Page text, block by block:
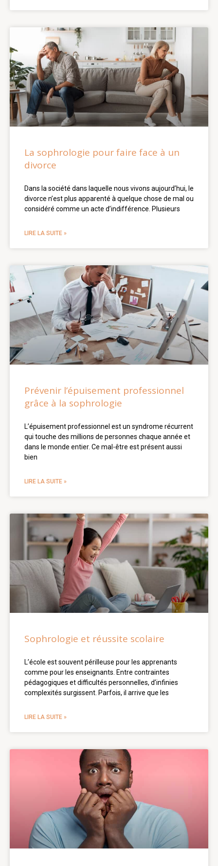
La sophrologie pour faire face à un
divorce
Dans la société dans laquelle nous vivons aujourd’hui, le
divorce n’est plus apparenté à quelque chose de mal ou
considéré comme un acte d’indifférence. Plusieurs
LIRE LA SUITE »
Prévenir l’épuisement professionnel
grâce à la sophrologie
L’épuisement professionnel est un syndrome récurrent
qui touche des millions de personnes chaque année et
dans le monde entier. Ce mal-être est présent aussi
bien
LIRE LA SUITE »
Sophrologie et réussite scolaire
L’école est souvent périlleuse pour les apprenants
comme pour les enseignants. Entre contraintes
pédagogiques et difficultés personnelles, d’infinies
complexités surgissent. Parfois, il arrive que les
LIRE LA SUITE »